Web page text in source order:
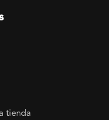
tienda